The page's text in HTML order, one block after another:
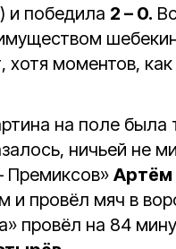
и победила 2 – 0.
моментов, как
на поле была
ничьей не
Премиксов» Артём
провёл мяч в
провёл на 84